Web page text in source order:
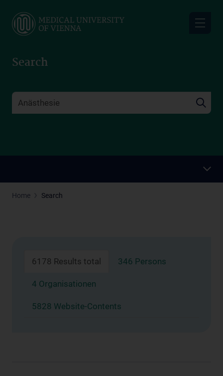
main
Search
Home Search
6178 Results total 346 Persons
4 Organisationen
5828 Website-Contents